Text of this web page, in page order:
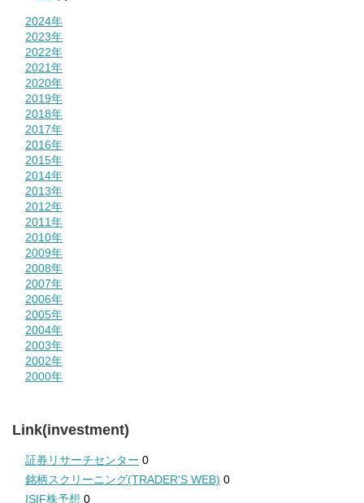
2024年
2023年
2022年
2021年
2020年
2019年
2018年
2017年
2016年
2015年
2014年
2013年
2012年
2011年
2010年
2009年
2008年
2007年
2006年
2005年
2004年
2003年
2002年
2000年
Link(investment)
証券リサーチセンター 0
銘柄スクリーニング(TRADER'S WEB) 0
ISIF株予想 0